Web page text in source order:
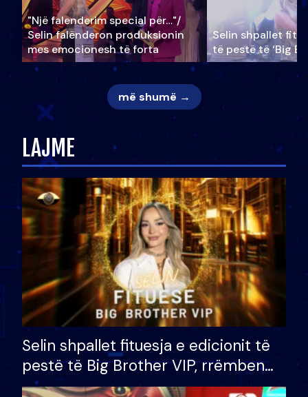
"Një falenderim special për…"/
Selin falënderon produksionin
mes emocionesh të forta
Selin shpallet
të pestë të ‘Big
më shumë →
LAJME
Selin shpallet fituesja e edicionit të
pestë të Big Brother VIP, rrëmben
çmimin e madh prej 100 mijë eurosh